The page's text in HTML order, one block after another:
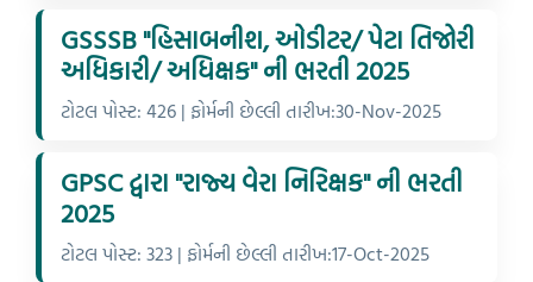
GSSSB "હિસાબનીશ, ઓડીટર/ પેટા તિજોરી
અધિકારી/ અધિક્ષક" ની ભરતી 2025
ટોટલ પોસ્ટ: 426 | ફોર્મની છેલ્લી તારીખ:30-Nov-2025
GPSC દ્વારા "રાજ્ય વેરા નિરિક્ષક" ની ભરતી
2025
ટોટલ પોસ્ટ: 323 | ફોર્મની છેલ્લી તારીખ:17-Oct-2025